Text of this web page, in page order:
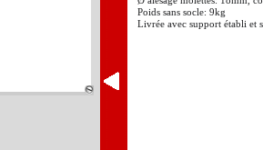
Poids sans socle: 9kg
Livrée avec support établi et